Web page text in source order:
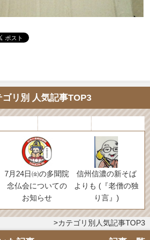
ゴリ別 人気記事TOP3
7月24日㈮の多聞院
念仏会についての
お知らせ
信州信濃の新そば
よりも (『老僧の独
り言』)
カテゴリ別人気記事TOP3